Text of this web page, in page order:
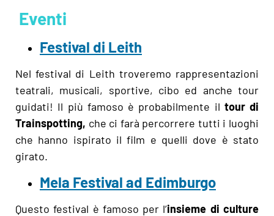
Eventi
Festival di Leith
Nel festival di Leith troveremo rappresentazioni
teatrali, musicali, sportive, cibo ed anche tour
guidati! Il più famoso è probabilmente il tour di
Trainspotting, che ci farà percorrere tutti i luoghi
che hanno ispirato il film e quelli dove è stato
girato.
Mela Festival ad Edimburgo
Questo festival è famoso per l’insieme di culture